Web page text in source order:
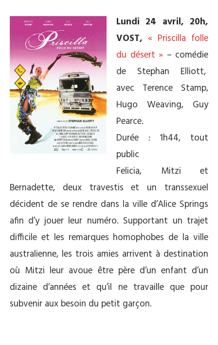
Lundi 24 avril, 20h,
VOST, « Priscilla folle
du désert » – comédie
de Stephan Elliott,
avec Terence Stamp,
Hugo Weaving, Guy
Pearce.
Durée : 1h44, tout
public
Felicia, Mitzi et
Bernadette, deux travestis et un transsexuel
décident de se rendre dans la ville d’Alice Springs
afin d’y jouer leur numéro. Supportant un trajet
difficile et les remarques homophobes de la ville
australienne, les trois amies arrivent à destination
où Mitzi leur avoue être père d’un enfant d’un
dizaine d’années et qu’il ne travaille que pour
subvenir aux besoin du petit garçon.